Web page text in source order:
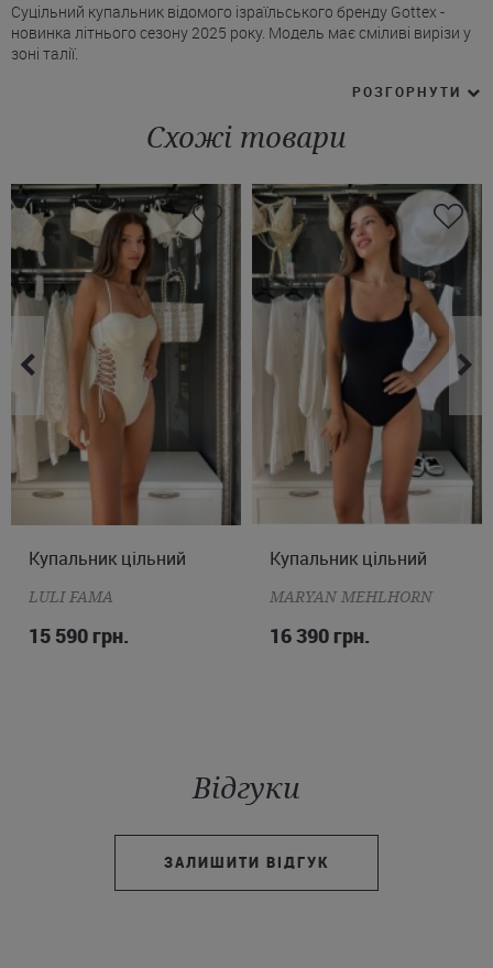
Суцільний купальник відомого ізраїльського бренду Gottex -
новинка літнього сезону 2025 року. Модель має сміливі вирізи у
зоні талії.
створення природного силуету. Такий дизайн надає
* Регульовані бретелі дозволяють налаштувати купальник під
індивідуальні особливості фігури, гарантуючи надійну підтримку.
* Вирізи на животі підкреслюють жіночні вигини, створюючи
гармонійний силует.
* Спинка у купальнику Готекс відкрита, низ виконаний у
класичному стилі (сліпи).
Купити чорний суцільний купальник Gottex можна з доставкою у
Київ чи Тернопіль, а також будь-який інший населений пункт
України.
РОЗГОРНУТИ
Схожі товари
S M L
Купальник цільний
LULI FAMA
15 590 грн.
M L XL 2XL
Купальник цільний
MARYAN MEHLHORN
16 390 грн.
Відгуки
ЗАЛИШИТИ ВІДГУК